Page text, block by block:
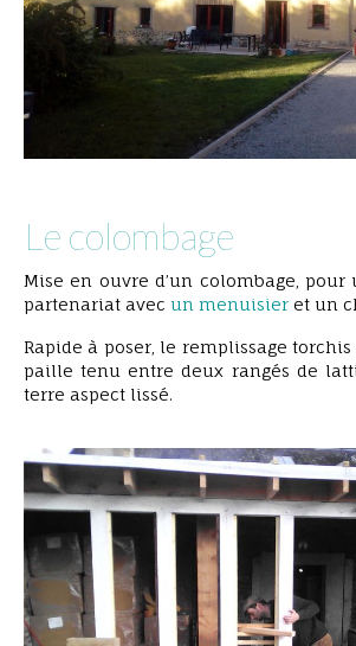
Le colombage
Mise en ouvre d’un colombage, pour
partenariat avec un menuisier et un
Rapide à poser, le remplissage
paille tenu entre deux rangés de
terre aspect lissé.
colombage mise en place
colombage mise en place